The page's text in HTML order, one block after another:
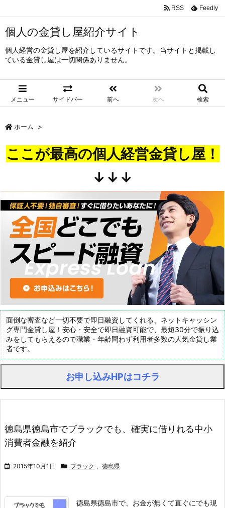
個人の金貸し屋紹介サイト
個人経営の金貸し屋を紹介しているサイトです。当サイトと掲載し
ている金貸し屋は一切関係ありません。
メニュー サイドバー 前へ 次へ 検索
RSS Feedly
ホーム >
ここが最高の個人経営金貸し屋！
↓↓↓
面倒な審査など一切不要で即日融資してくれる、ネットキャッシン
グ専門金貸し屋！安心・安全で即日融資可能で、最短30分で振り込
みをしてもらえるので職業・年齢問わず利用者多数の人気金貸し業
者です。
お申し込みHPはコチラ
徳島県徳島市でブラックでも、確実に借りれる中小
消費者金融を紹介
2015年10月1日 ブラック , 徳島県
徳島県徳島市で、お金が無くて直ぐにでも現